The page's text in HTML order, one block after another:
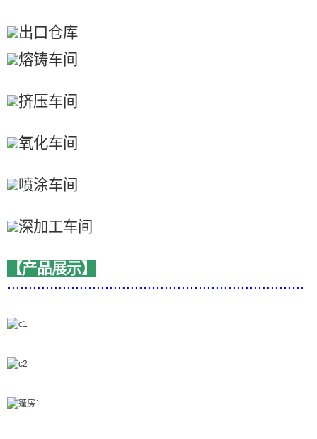
【产品展示】
......................................................................